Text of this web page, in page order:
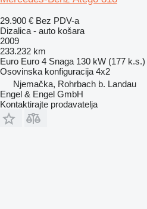
29.900 € Bez PDV-a
Dizalica - auto košara
2009
233.232 km
Euro Euro 4 Snaga 130 kW (177 k.s.)
Osovinska konfiguracija 4x2
Njemačka, Rohrbach b. Landau
Engel & Engel GmbH
Kontaktirajte prodavatelja